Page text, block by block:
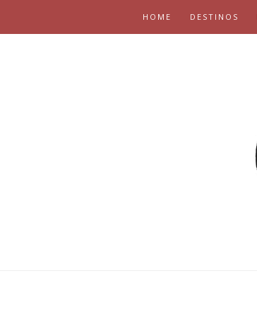
HOME DESTINOS